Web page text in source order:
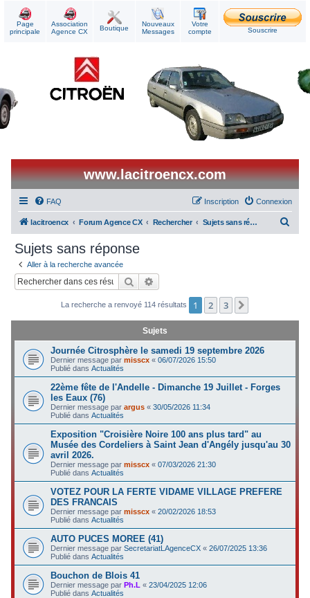
Page
principale
Association
Agence CX
Boutique
Nouveaux
Messages
Votre
compte
Souscrire
www.lacitroencx.com
FAQ Connexion
Inscription
lacitroencx Forum Agence CX Rechercher Sujets sans réponse
c
Sujets sans réponse
Aller à la recherche avancée
Rechercher
La recherche a renvoyé 114 résultats 1 2 3
Sujets
Journée Citrosphère le samedi 19 septembre 2026
Dernier message parmisscx «06/07/2026 15:50
Publié dansActualités
22ème fête de l'Andelle - Dimanche 19 Juillet - Forges
les Eaux (76)
Dernier message parargus «30/05/2026 11:34
Publié dansActualités
Exposition "Croisière Noire 100 ans plus tard" au
Musée des Cordeliers à Saint Jean d'Angély jusqu'au 30
avril 2026.
Dernier message parmisscx «07/03/2026 21:30
Publié dansActualités
VOTEZ POUR LA FERTE VIDAME VILLAGE PREFERE
DES FRANCAIS
Dernier message parmisscx «20/02/2026 18:53
Publié dansActualités
AUTO PUCES MOREE (41)
Dernier message parSecretariatLAgenceCX «26/07/2025 13:36
Publié dansActualités
Bouchon de Blois 41
Dernier message parPh.L «23/04/2025 12:06
Publié dansActualités